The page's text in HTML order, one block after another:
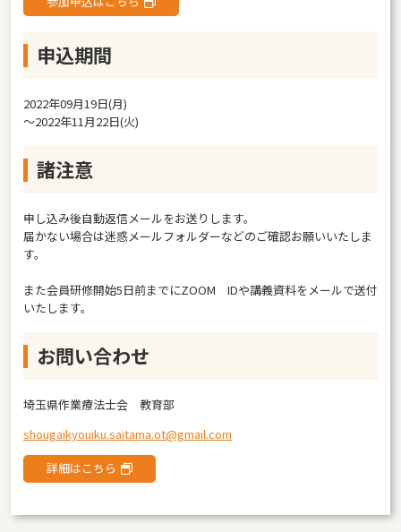
申込期間
2022年09月19日(月)
〜2022年11月22日(火)
諸注意
申し込み後自動返信メールをお送りします。
届かない場合は迷惑メールフォルダーなどのご確認お願いいたしま
す。
また会員研修開始5日前までにZOOM IDや講義資料をメールで送付
いたします。
お問い合わせ
埼玉県作業療法士会 教育部
shougaikyouiku.saitama.ot@gmail.com
詳細はこちら